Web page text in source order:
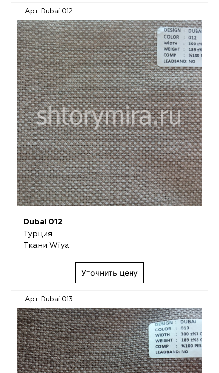
Арт. Dubai 012
Dubai 012
Турция
Ткани Wiya
Уточнить цену
Арт. Dubai 013